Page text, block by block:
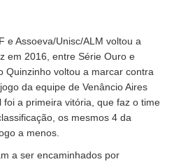
e Assoeva/Unisc/ALM voltou a
em 2016, entre Série Ouro e
Quinzinho voltou a marcar contra
da equipe de Venâncio Aires
foi a primeira vitória, que faz o time
os mesmos 4 da
a menos.
a ser encaminhados por